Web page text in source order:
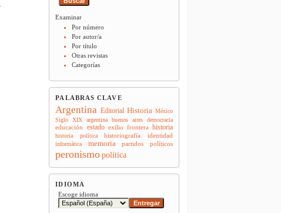
Examinar
Por número
Por autor/a
Por título
Otras revistas
Categorías
PALABRAS CLAVE
Argentina Editorial Historia México
Siglo XIX
argentina buenos aires democracia
educación estado exilio frontera historia
historia política historiografía identidad
informática memoria partidos políticos
peronismo política
IDIOMA
Escoge idioma